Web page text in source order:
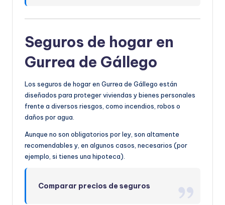
Seguros de hogar en
Gurrea de Gállego
Los seguros de hogar en Gurrea de Gállego están
diseñados para proteger viviendas y bienes personales
frente a diversos riesgos, como incendios, robos o
daños por agua.
Aunque no son obligatorios por ley, son altamente
recomendables y, en algunos casos, necesarios (por
ejemplo, si tienes una hipoteca).
Comparar precios de seguros